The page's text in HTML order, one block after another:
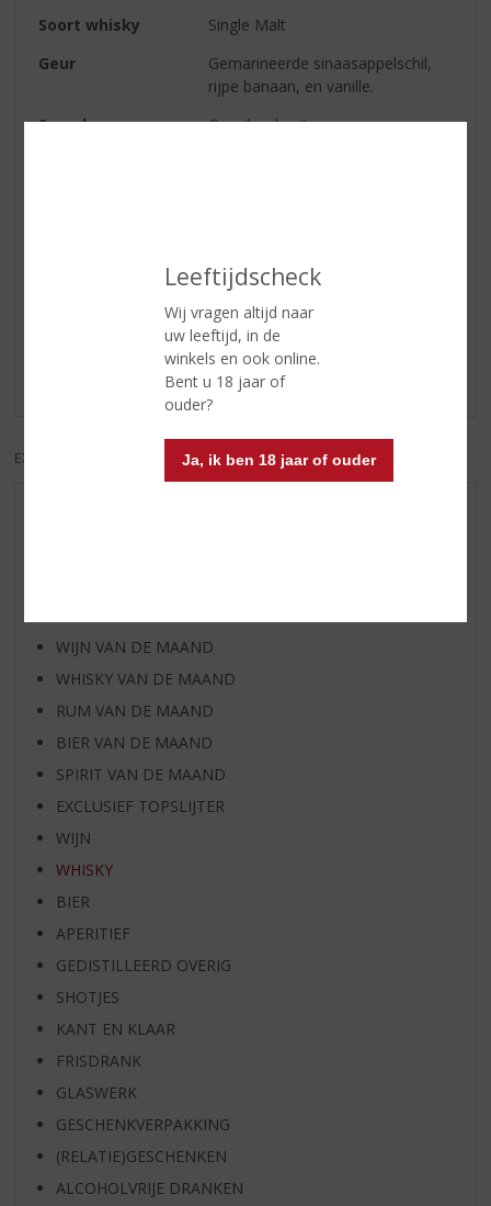
Leeftijdscheck
Wij vragen altijd naar
uw leeftijd, in de
winkels en ook online.
Bent u 18 jaar of
ouder?
Ja, ik ben 18 jaar of ouder
Soort whisky
Single Malt
Geur
Gemarineerde sinaasappelschil,
rijpe banaan, en vanille.
Smaak
Gesuikerde citroenen,
Reviews
Schrijf een review
Er zijn nog geen reviews geplaatst voor dit product
EXCL. BTW INCL. BTW
WIJN VAN DE MAAND
WHISKY VAN DE MAAND
RUM VAN DE MAAND
BIER VAN DE MAAND
SPIRIT VAN DE MAAND
EXCLUSIEF TOPSLIJTER
WIJN
WHISKY
BIER
APERITIEF
GEDISTILLEERD OVERIG
SHOTJES
KANT EN KLAAR
FRISDRANK
GLASWERK
GESCHENKVERPAKKING
(RELATIE)GESCHENKEN
ALCOHOLVRIJE DRANKEN